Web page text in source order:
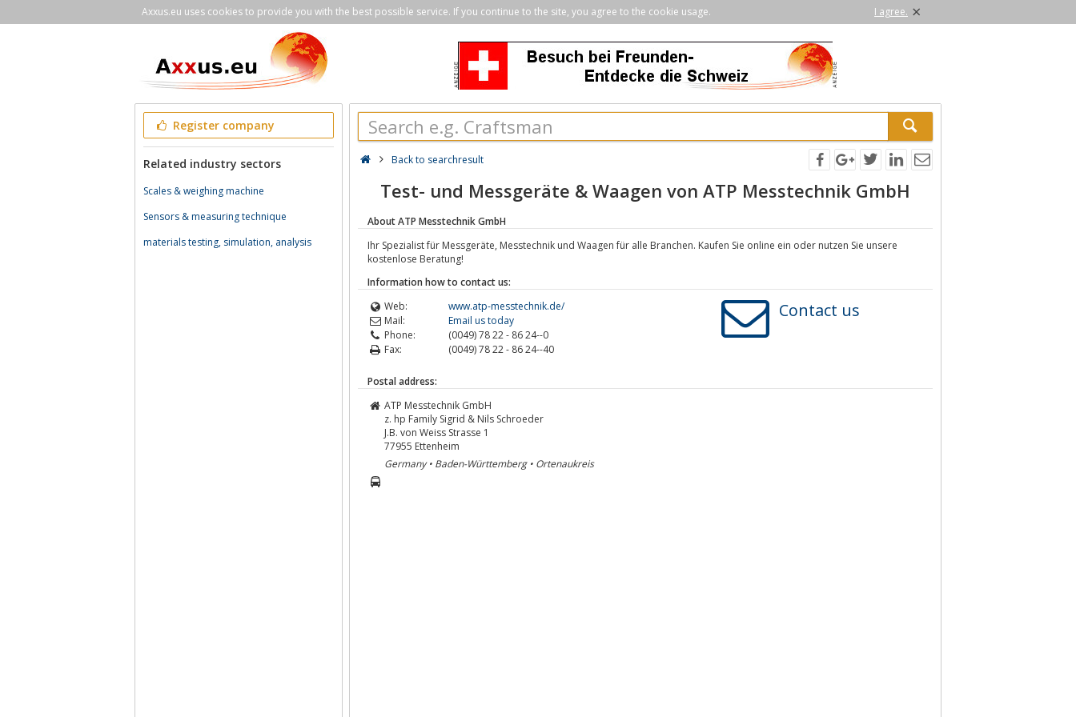
Axxus.eu uses cookies to provide you with the best possible service. If you continue to the site, you agree to the cookie usage. I agree. ×
Register company
Related industry sectors
Scales & weighing machine
Sensors & measuring technique
materials testing, simulation, analysis
Back to searchresult
Test- und Messgeräte & Waagen von ATP Messtechnik GmbH
About ATP Messtechnik GmbH
Ihr Spezialist für Messgeräte, Messtechnik und Waagen für alle Branchen. Kaufen Sie online ein oder nutzen Sie unsere
kostenlose Beratung!
Information how to contact us:
Web:
www.atp-messtechnik.de/
Mail:
Email us today
Phone:
(0049) 78 22 - 86 24--0
Fax:
(0049) 78 22 - 86 24--40
Contact us
Postal address:
ATP Messtechnik GmbH
z. hp Family Sigrid & Nils Schroeder
J.B. von Weiss Strasse 1
77955 Ettenheim
Germany • Baden-Württemberg • Ortenaukreis